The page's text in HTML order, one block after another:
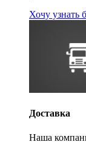
Хочу узнать
Доставка
Наша